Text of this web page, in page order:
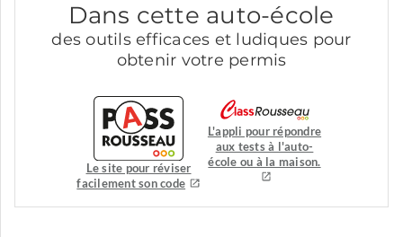
Dans cette auto-école
des outils efficaces et ludiques pour
obtenir votre permis
Le site pour réviser
facilement son code
L'appli pour répondre
aux tests à l'auto-
école ou à la maison.